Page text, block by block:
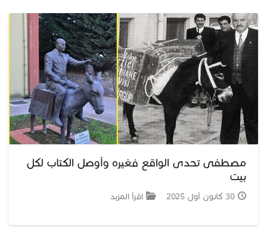
مصطفى تحدى الواقع فغيره وأوصل الكتاب لكل
بيت
30 كانون أول 2025 اقرأ المزيد